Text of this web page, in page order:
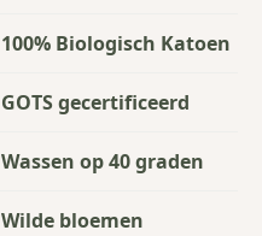
100% Biologisch Katoen
GOTS gecertificeerd
Wassen op 40 graden
Wilde bloemen